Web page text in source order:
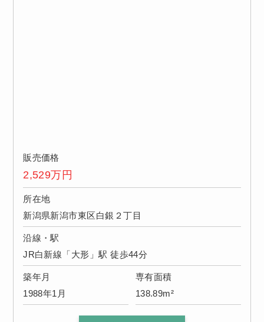
販売価格
2,529万円
所在地
新潟県新潟市東区白銀２丁目
沿線・駅
JR白新線「大形」駅 徒歩44分
築年月
1988年1月
専有面積
138.89m²